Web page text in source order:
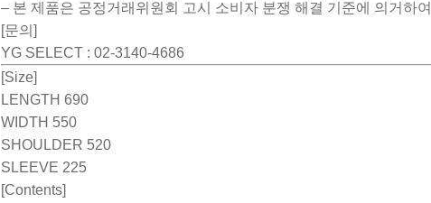
– 본 제품은 공정거래위원회 고시 소비자 분쟁 해결 기준에 의거하
[문의]
YG SELECT : 02-3140-4686
[Size]
LENGTH 690
WIDTH 550
SHOULDER 520
SLEEVE 225
[Contents]